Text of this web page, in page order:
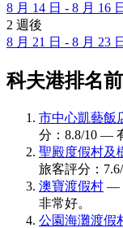
8 月 14 日 - 8 月 16 日
2 週後
8 月 21 日 - 8 月 23 日
科夫港排名
市中心凱藝飯
分：8.8/10 —
聖殿度假村及
旅客評分：
澳寶渡假村 —
非常好。
公園海灘渡假